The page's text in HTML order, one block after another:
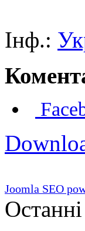
Інф.:
Joomla SEO